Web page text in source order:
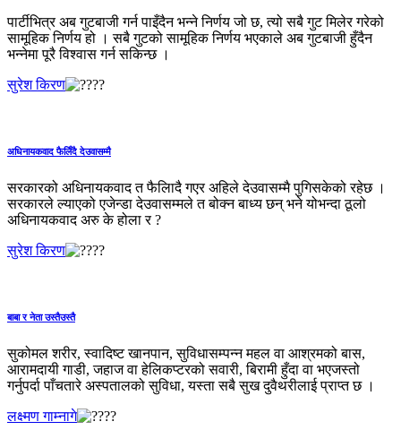
पार्टीभित्र अब गुटबाजी गर्न पाइँदैन भन्‍ने निर्णय जो छ, त्यो सबै गुट मिलेर गरेको
सामूहिक निर्णय हो । सबै गुटको सामूहिक निर्णय भएकाले अब गुटबाजी हुँदैन
भन्‍नेमा पूरै विश्‍वास गर्न सकिन्छ ।
सुरेश किरण
अधिनायकवाद फैलिँदै देउवासम्मै
सरकारको अधिनायकवाद त फैलिादै गएर अहिले देउवासम्मै पुगिसकेको रहेछ ।
सरकारले ल्याएको एजेन्डा देउवासम्मले त बोक्न बाध्य छन् भने योभन्दा ठूलो
अधिनायकवाद अरु के होला र ?
सुरेश किरण
बाबा र नेता उस्तैउस्तै
सुकोमल शरीर, स्वादिष्ट खानपान, सुविधासम्पन्न महल वा आश्रमको बास,
आरामदायी गाडी, जहाज वा हेलिकप्टरको सवारी, बिरामी हुँदा वा भएजस्तो
गर्नुपर्दा पाँचतारे अस्पतालको सुविधा, यस्ता सबै सुख दुवैथरीलाई प्राप्त छ ।
लक्ष्मण गाम्नागे